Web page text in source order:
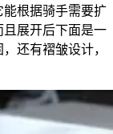
根据骑手需要扩
展开后下面是一
还有褶皱设计，